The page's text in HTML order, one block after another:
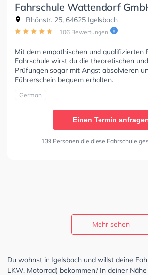
Fahrschule Wattendorf
Rhönstr. 25, 64625 Igelsbach
106 Bewertungen
Mit dem empathischen und qualifizierten
Fahrschule wirst du die theoretischen
Prüfungen sogar mit Angst absolvieren
Führerschein bequem erhalten.
German
Einen Termin anfragen
139 Personen die diese Fahrschule
Mehr sehen
Du wohnst in Igelsbach und willst deine
LKW, Motorrad) bekommen? In deiner